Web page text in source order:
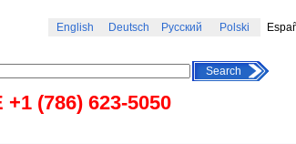
English Deutsch Русский Polski
(786) 623-5050
Search